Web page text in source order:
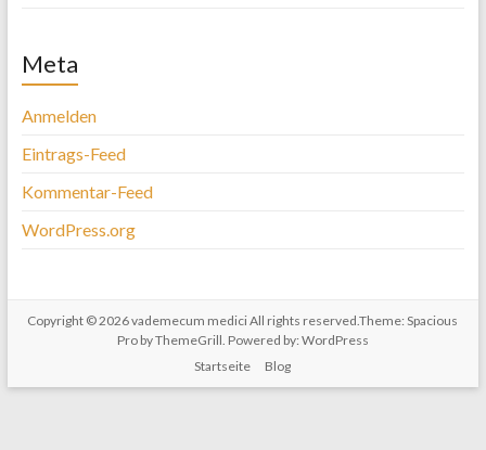
Meta
Anmelden
Eintrags-Feed
Kommentar-Feed
WordPress.org
Copyright © 2026vademecum mediciAll rights reserved.Theme:Spacious
Proby ThemeGrill. Powered by: WordPress
Startseite
Blog